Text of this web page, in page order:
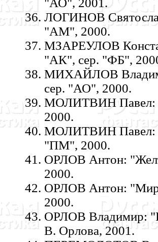
"АО", 2001.
ЛОГИHОВ
"АМ", 2000.
МЗАРЕУЛОВ
"АК", сер. "ФБ",
МИХАЙЛОВ
сер. "АО", 2000.
МОЛИТВИH Павел:
2000.
МОЛИТВИH Павел:
"ПМ", 2000.
ОРЛОВ Антон:
2000.
ОРЛОВ Антон:
2000.
ОРЛОВ Владимир:
В. Орлова, 2001.